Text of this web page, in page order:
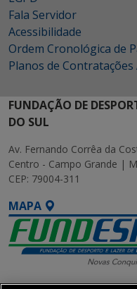
Fala Servidor
Acessibilidade
Ordem Cronológica de
Planos de Contratações
FUNDAÇÃO DE
DO SUL
Av. Fernando Corrêa da
Centro - Campo Grande |
CEP: 79004-311
MAPA